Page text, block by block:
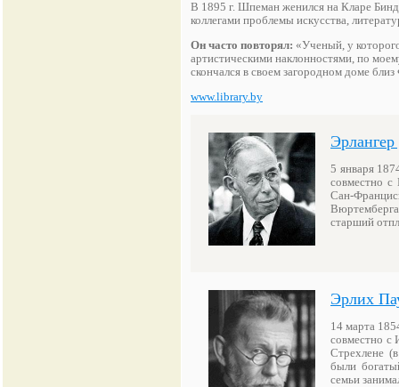
В 1895 г. Шпеман женился на Кларе
коллегами проблемы искусства,
Он часто повторял: «Ученый, у
артистическими наклонностями, по
скончался в своем загородном доме
www.library.by
5 января
совместно с
Сан-
Вюртемберга
старший
Эрлих
14 марта
совместно с
Стрехлене
были
семьи